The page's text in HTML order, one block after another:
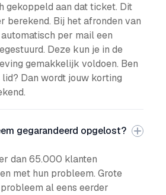
gekoppeld aan dat ticket. Dit
berekend. Bij het afronden van
per mail een
Deze kun je in de
gemakkelijk voldoen. Ben
Dan wordt jouw korting
gegarandeerd opgelost?
dan 65.000 klanten
met hun probleem. Grote
al eens eerder